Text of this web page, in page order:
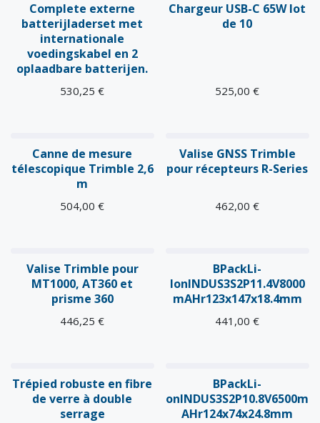
Complete externe
batterijladerset met
internationale
voedingskabel en 2
oplaadbare batterijen.
530,25 €
Chargeur USB-C 65W lot
de 10
525,00 €
Canne de mesure
télescopique Trimble 2,6
m
504,00 €
Valise GNSS Trimble
pour récepteurs R-Series
462,00 €
Valise Trimble pour
MT1000, AT360 et
prisme 360
446,25 €
BPackLi-
IonINDUS3S2P11.4V8000
mAHr123x147x18.4mm
441,00 €
Trépied robuste en fibre
de verre à double
serrage
VentesBPackLi-
onINDUS3S2P10.8V6500m
AHr124x74x24.8mm